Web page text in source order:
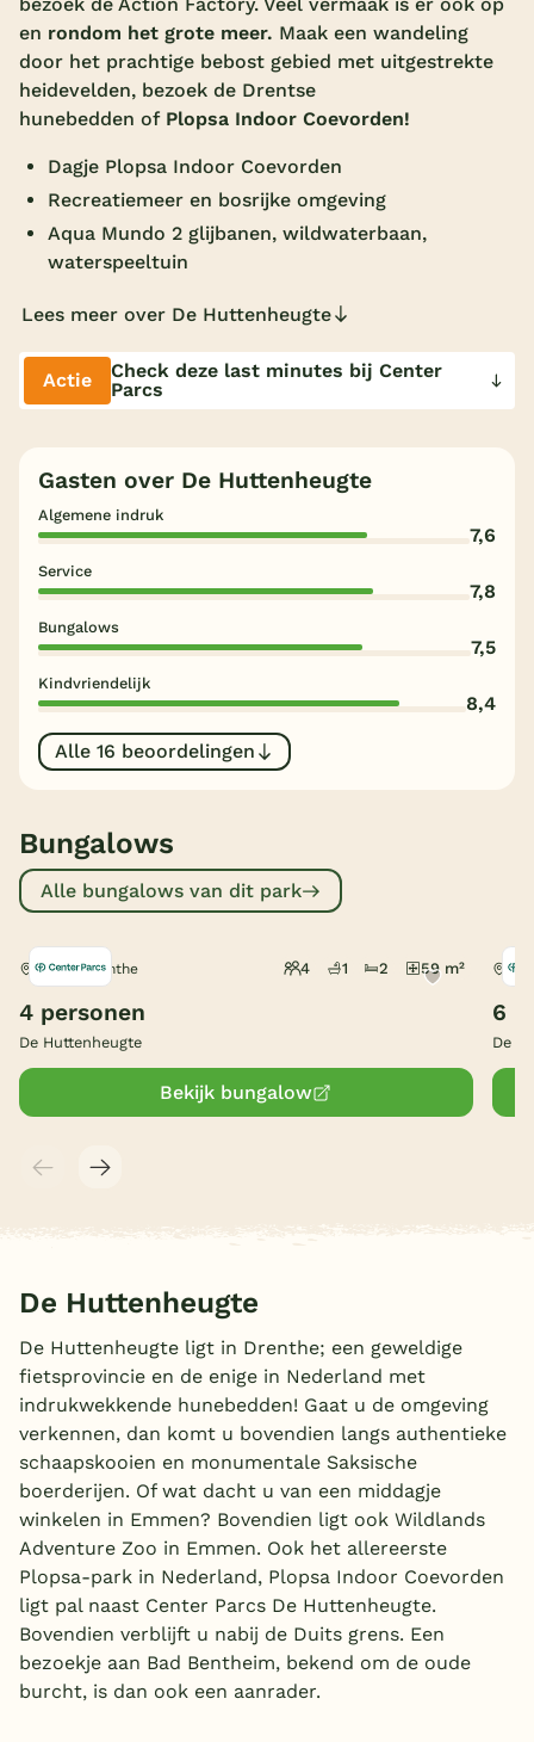
Overdekt zwembad
Wildwaterbaan
Indoor speeltuin
Alle populaire faciliteiten
Keuzehulp
Nederland
Limburg
Duitsland
Onze e-boeken
en rondom het grote meer. Maak een wandeling
door het prachtige bebost gebied met uitgestrekte
heidevelden, bezoek de Drentse
hunebedden of Plopsa Indoor Coevorden!
Dagje Plopsa Indoor Coevorden
Recreatiemeer en bosrijke omgeving
Aqua Mundo 2 glijbanen, wildwaterbaan,
waterspeeltuin
Lees meer over De Huttenheugte
Actie
Check deze last minutes bij Center
Parcs
Gasten over De Huttenheugte
Algemene indruk
7,6
Service
7,8
Bungalows
7,5
Kindvriendelijk
8,4
Alle 16 beoordelingen
Bungalows
Alle bungalows van dit park
Dalen, Drenthe 4 1 2 59 m²
4 personen
De Huttenheugte
Bekijk bungalow
6
De
De Huttenheugte
De Huttenheugte ligt in Drenthe; een geweldige
fietsprovincie en de enige in Nederland met
indrukwekkende hunebedden! Gaat u de omgeving
verkennen, dan komt u bovendien langs authentieke
schaapskooien en monumentale Saksische
boerderijen. Of wat dacht u van een middagje
winkelen in Emmen? Bovendien ligt ook Wildlands
Adventure Zoo in Emmen. Ook het allereerste
Plopsa-park in Nederland, Plopsa Indoor Coevorden
ligt pal naast Center Parcs De Huttenheugte.
Bovendien verblijft u nabij de Duits grens. Een
bezoekje aan Bad Bentheim, bekend om de oude
burcht, is dan ook een aanrader.